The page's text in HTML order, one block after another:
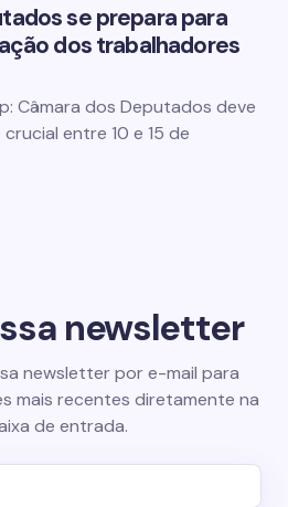
se prepara para
dos trabalhadores
Câmara dos Deputados deve
entre 10 e 15 de
newsletter
newsletter por e-mail para
mais recentes diretamente na
de entrada.